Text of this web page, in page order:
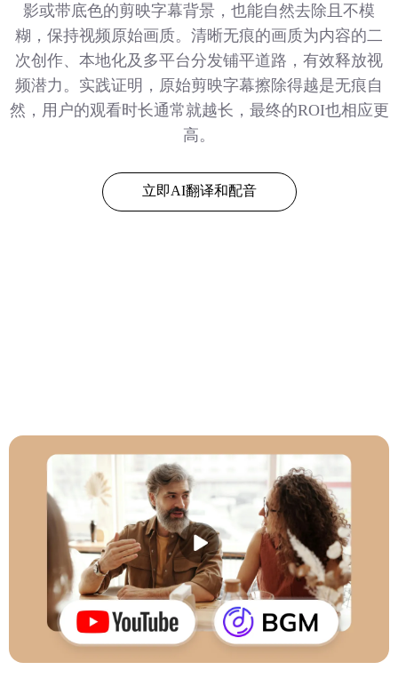
影或带底色的剪映字幕背景，也能自然去除且不模
糊，保持视频原始画质。清晰无痕的画质为内容的二
次创作、本地化及多平台分发铺平道路，有效释放视
频潜力。实践证明，原始剪映字幕擦除得越是无痕自
然，用户的观看时长通常就越长，最终的ROI也相应更
高。
立即AI翻译和配音